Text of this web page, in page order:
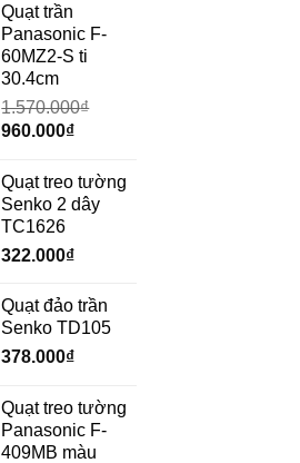
là:
690.000₫.là:
472.000₫.
Quạt trần
Panasonic F-
60MZ2-S ti
30.4cm
1.570.000₫
Giá
là:
1.570.000₫.
960.000₫Giá
tại
là:
Quạt treo tường
Senko 2 dây
TC1626
322.000₫
Quạt đảo trần
Senko TD105
378.000₫
Quạt treo tường
Panasonic F-
409MB màu